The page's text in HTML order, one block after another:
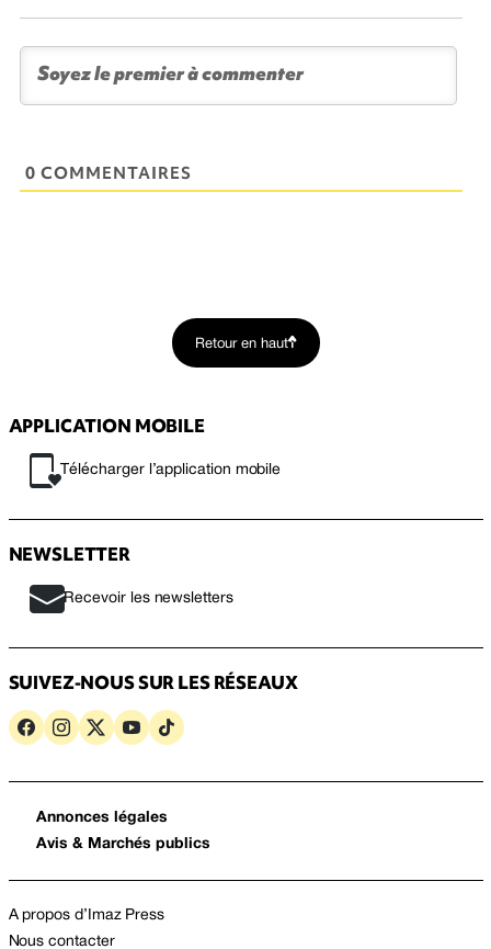
0 COMMENTAIRES
Retour en haut
APPLICATION MOBILE
Télécharger l’application mobile
NEWSLETTER
Recevoir les newsletters
SUIVEZ-NOUS SUR LES RÉSEAUX
Annonces légales
Avis & Marchés publics
A propos d’Imaz Press
Nous contacter